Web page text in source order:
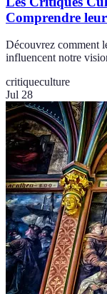
Comprendre
Découvrez comment
influencent notre
critiqueculture
Jul 28